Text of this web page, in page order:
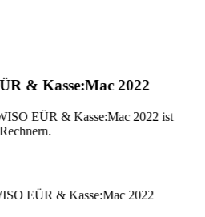
& Kasse:Mac 2022
EÜR & Kasse:Mac 2022 ist
EÜR & Kasse:Mac 2022